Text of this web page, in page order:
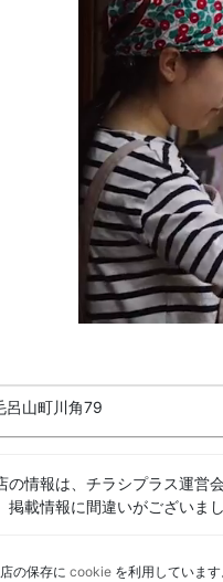
呂山町川角79
の情報は、チラシプラス運営
掲載情報に間違いがございま
の保存に cookie を利用しています